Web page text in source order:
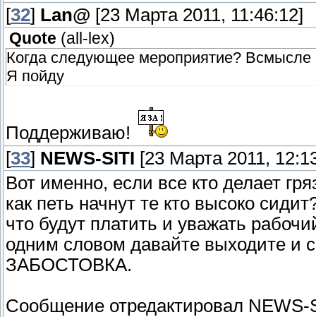
[32] Lan@ [23 Марта 2011, 11:46:12]
Quote (all-lex)
Когда следующее мероприятие? Всмысле
Я пойду
Поддерживаю!
[33] NEWS-SITI [23 Марта 2011,
Вот именно, если все кто делает
как петь начнут те кто высоко
что будут платить и уважать
одним словом давайте выходите
ЗАБОСТОВКА.
Сообщение отредактировал NEWS-